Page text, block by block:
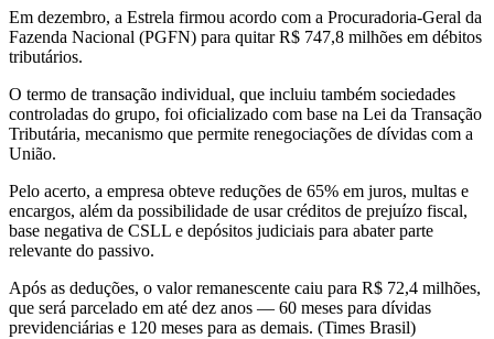
Em dezembro, a Estrela firmou acordo com a Procuradoria-Geral da
Fazenda Nacional (PGFN) para quitar R$ 747,8 milhões em débitos
tributários.
O termo de transação individual, que incluiu também sociedades
controladas do grupo, foi oficializado com base na Lei da Transação
Tributária, mecanismo que permite renegociações de dívidas com a
União.
Pelo acerto, a empresa obteve reduções de 65% em juros, multas e
encargos, além da possibilidade de usar créditos de prejuízo fiscal,
base negativa de CSLL e depósitos judiciais para abater parte
relevante do passivo.
Após as deduções, o valor remanescente caiu para R$ 72,4 milhões,
que será parcelado em até dez anos — 60 meses para dívidas
previdenciárias e 120 meses para as demais. (Times Brasil)